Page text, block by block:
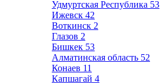
Удмуртская Республика 53
Ижевск 42
Воткинск 2
Глазов 2
Бишкек 53
Алматинская область 52
Конаев 11
Капшагай 4